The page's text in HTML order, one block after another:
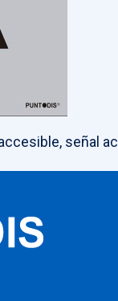
señal